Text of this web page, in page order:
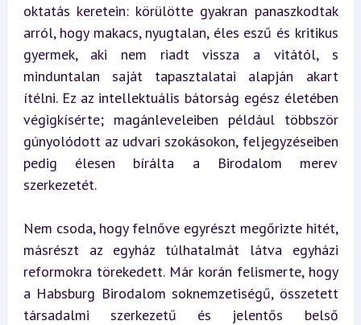
oktatás keretein: körülötte gyakran panaszkodtak
arról, hogy makacs, nyugtalan, éles eszű és kritikus
gyermek, aki nem riadt vissza a vitától, s
minduntalan saját tapasztalatai alapján akart
ítélni. Ez az intellektuális bátorság egész életében
végigkísérte; magánleveleiben például többször
gúnyolódott az udvari szokásokon, feljegyzéseiben
pedig élesen bírálta a Birodalom merev
szerkezetét.
Nem csoda, hogy felnőve egyrészt megőrizte hitét,
másrészt az egyház túlhatalmát látva egyházi
reformokra törekedett. Már korán felismerte, hogy
a Habsburg Birodalom soknemzetiségű, összetett
társadalmi szerkezetű és jelentős belső